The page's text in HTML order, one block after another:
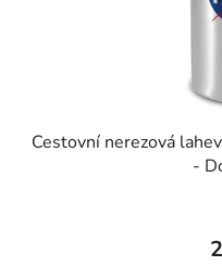
Cestovní nerezová
-